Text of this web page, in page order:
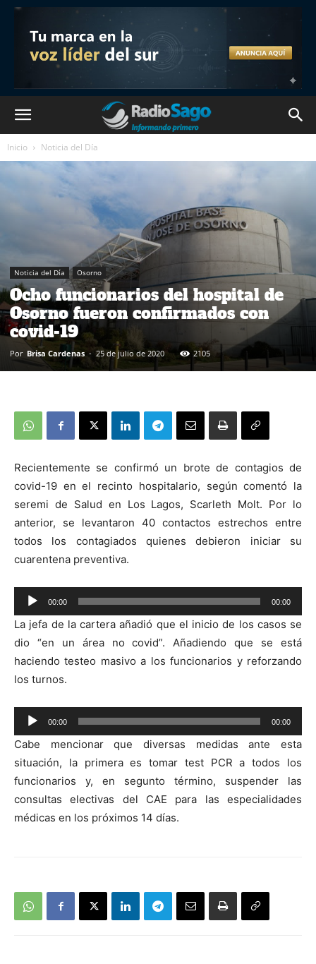
Inicio Noticia del Día
Noticia del Día Osorno
Ocho funcionarios del hospital de
Osorno fueron confirmados con
covid-19
Por Brisa Cardenas - 25 de julio de 2020 2105
Recientemente se confirmó un brote de contagios de
covid-19 en el recinto hospitalario, según comentó la
seremi de Salud en Los Lagos, Scarleth Molt. Por lo
anterior, se levantaron 40 contactos estrechos entre
todos los contagiados quienes debieron iniciar su
cuarentena preventiva.
Reproductor
de
audio
00:00 00:00
La jefa de la cartera añadió que el inicio de los casos se
dio “en un área no covid”. Añadiendo que se está
haciendo testeo masivo a los funcionarios y reforzando
los turnos.
Reproductor
de
audio
00:00 00:00
Cabe mencionar que diversas medidas ante esta
situación, la primera es tomar test PCR a todos los
funcionarios y, en segunto término, suspender las
consultas electivas del CAE para las especialidades
médicas en los próximos 14 días.